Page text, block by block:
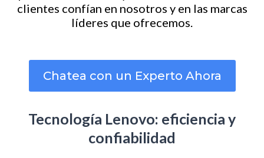
clientes confían en nosotros y en las marcas
líderes que ofrecemos.
Chatea con un Experto Ahora
Tecnología Lenovo: eficiencia y
confiabilidad